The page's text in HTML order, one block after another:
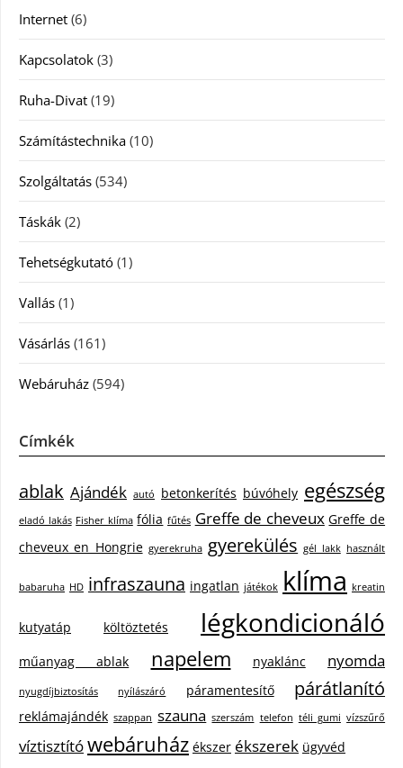
Internet (6)
Kapcsolatok (3)
Ruha-Divat (19)
Számítástechnika (10)
Szolgáltatás (534)
Táskák (2)
Tehetségkutató (1)
Vallás (1)
Vásárlás (161)
Webáruház (594)
Címkék
ablak Ajándék autó betonkerítés búvóhely egészség
eladó lakás Fisher klíma fólia fűtés Greffe de cheveux Greffe de
cheveux en Hongrie gyerekruha gyerekülés gél lakk használt
babaruha HD infraszauna ingatlan játékok klíma kreatin
kutyatáp költöztetés légkondicionáló
műanyag ablak napelem nyaklánc nyomda
nyugdíjbiztosítás nyílászáró páramentesítő párátlanító
reklámajándék szappan szauna szerszám telefon téli gumi vízszűrő
víztisztítówebáruház ékszer ékszerek ügyvéd